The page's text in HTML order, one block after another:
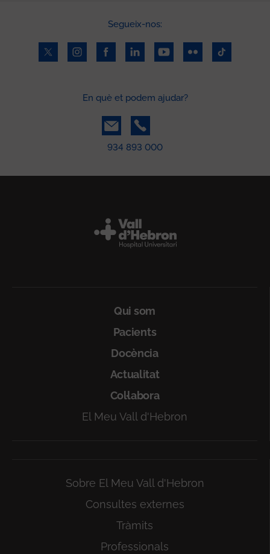
Segueix-nos:
En què et podem ajudar?
934 893 000
Qui som
Pacients
Docència
Actualitat
Col·labora
El Meu Vall d'Hebron
Sobre El Meu Vall d'Hebron
Consultes externes
Tràmits
Professionals